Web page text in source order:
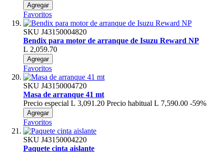
Agregar
Favoritos
SKU J43150004820
Bendix para motor de arranque de Isuzu Reward NP
L 2,059.70
Agregar
Favoritos
SKU J43150004720
Masa de arranque 41 mt
Precio especial L 3,091.20 Precio habitual L 7,590.00 -59%
Agregar
Favoritos
SKU J43150004220
Paquete cinta aislante